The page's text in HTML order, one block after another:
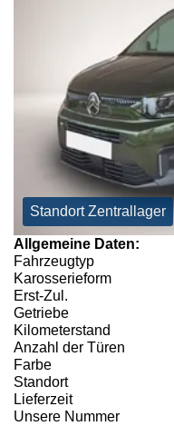
Standort Zentrallager
Allgemeine Daten:
Fahrzeugtyp
Karosserieform
Erst-Zul.
Getriebe
Kilometerstand
Anzahl der Türen
Farbe
Standort
Lieferzeit
Unsere Nummer